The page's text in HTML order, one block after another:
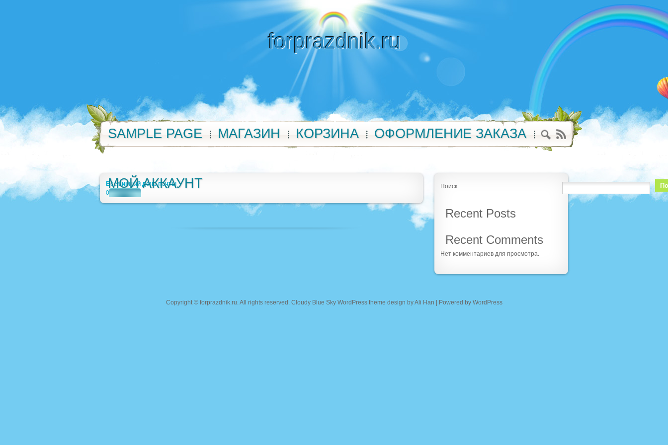
forprazdnik.ru
SAMPLE PAGE МАГАЗИН КОРЗИНА ОФОРМЛЕНИЕ ЗАКАЗА
МОЙ АККАУНТ
Всемирный день почты
0
Поиск
Recent Posts
Recent Comments
Нет комментариев для просмотра.
Copyright © forprazdnik.ru. All rights reserved. Cloudy Blue Sky WordPress theme design byAli Han | Powered by WordPress